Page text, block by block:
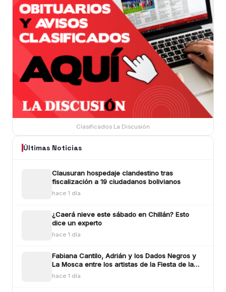
Clasificados La Discusión
Últimas Noticias
Clausuran hospedaje clandestino tras
fiscalización a 19 ciudadanos bolivianos
hace 1 día
¿Caerá nieve este sábado en Chillán? Esto
dice un experto
hace 1 día
Fabiana Cantilo, Adrián y los Dados Negros y
La Mosca entre los artistas de la Fiesta de la
Longaniza Chillán 2026
hace 1 día